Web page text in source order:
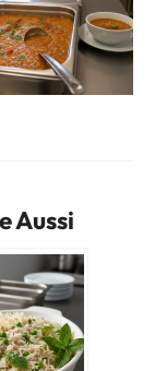
Aussi